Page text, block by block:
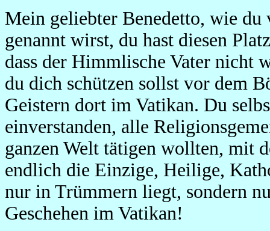
Mein geliebter Benedetto, wie
genannt wirst, du hast diesen
dass der Himmlische Vater nicht
du dich schützen sollst vor dem
Geistern dort im Vatikan. Du
einverstanden, alle
ganzen Welt tätigen wollten, mit
endlich die Einzige, Heilige,
nur in Trümmern liegt, sondern
Geschehen im Vatikan!